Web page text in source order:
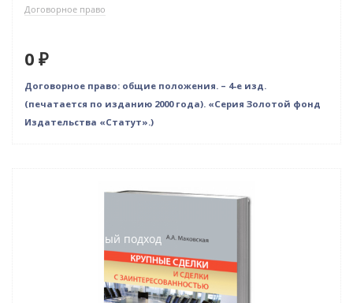
Договорное право
0 ₽
Договорное право: общие положения. – 4-е изд.
(печатается по изданию 2000 года). «Серия Золотой фонд
Издательства «Статут».)
Индивидуальный подход